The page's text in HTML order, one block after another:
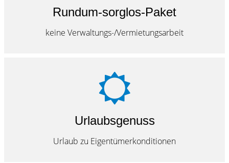
Rundum-sorglos-Paket
keine Verwaltungs-/Vermietungsarbeit
Urlaubsgenuss
Urlaub zu Eigentümerkonditionen